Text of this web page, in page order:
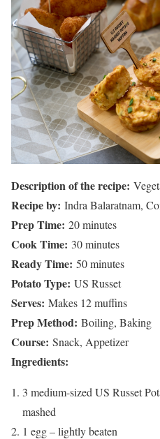
Description of the recipe:
Recipe by: Indra Balaratnam,
Prep Time: 20 minutes
Cook Time: 30 minutes
Ready Time: 50 minutes
Potato Type: US Russet
Serves: Makes 12 muffins
Prep Method: Boiling, Baking
Course: Snack, Appetizer
Ingredients:
3 medium-sized US Russet
mashed
1 egg – lightly beaten